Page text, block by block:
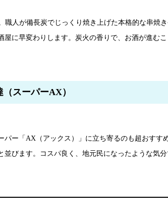
職人が備長炭でじっくり焼き上げた本格的な串焼
に早変わりします。炭火の香りで、お酒が進む
スーパーAX）
パー「AX（アックス）」に立ち寄るのも超おすす
びます。コスパ良く、地元民になったような気